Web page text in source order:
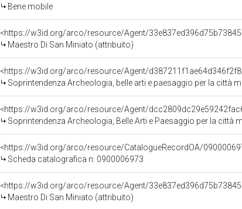
Bene mobile
<https://w3id.org/arco/resource/Agent/
Maestro Di San Miniato (attribuito)
<https://w3id.org/arco/resource/Agent/
Soprintendenza Archeologia, belle arti e paesaggio per la città
<https://w3id.org/arco/resource/Agent/
Soprintendenza Archeologia, Belle Arti e Paesaggio per la città
<https://w3id.org/arco/resource/CatalogueRecordOA/
Scheda catalografica n: 0900006973
<https://w3id.org/arco/resource/Agent/
Maestro Di San Miniato (attribuito)